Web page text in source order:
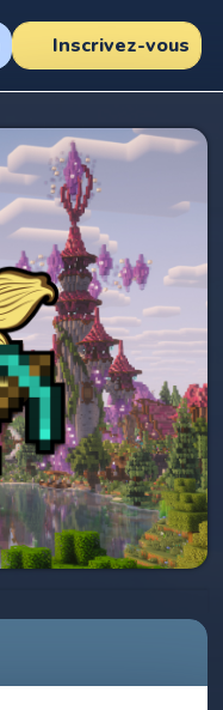
Inscrivez-vous